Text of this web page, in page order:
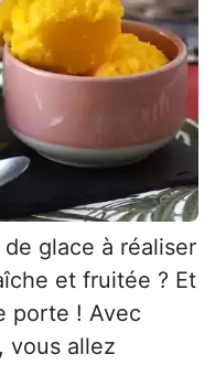
glace à réaliser
et fruitée ? Et
porte ! Avec
vous allez